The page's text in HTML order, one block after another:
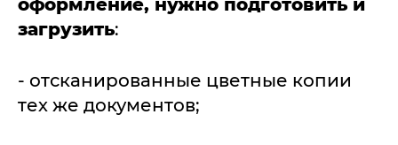
оформление, нужно подготовить и
загрузить:
- отсканированные цветные копии
тех же документов;